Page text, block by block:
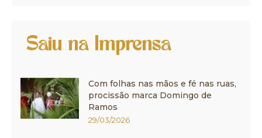
Saiu na Imprensa
Com folhas nas mãos e fé nas ruas,
procissão marca Domingo de
Ramos
29/03/2026